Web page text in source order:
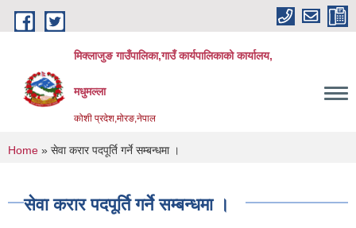
Skip to main content
मिक्लाजुङ गाउँपालिका,गाउँ कार्यपालिकाको कार्यालय,
मधुमल्ला
कोशी प्रदेश,मोरङ,नेपाल
You are here
Home » सेवा करार पदपूर्ति गर्ने सम्बन्धमा ।
सेवा करार पदपूर्ति गर्ने सम्बन्धमा ।